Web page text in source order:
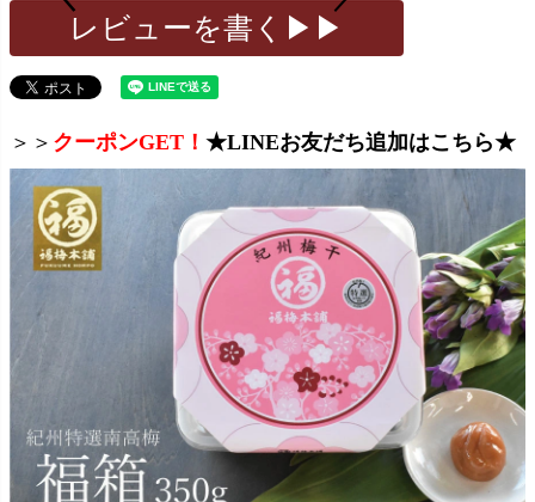
レビューを書く▶▶
＞＞ クーポンGET！ ★LINEお友だち追加はこちら★